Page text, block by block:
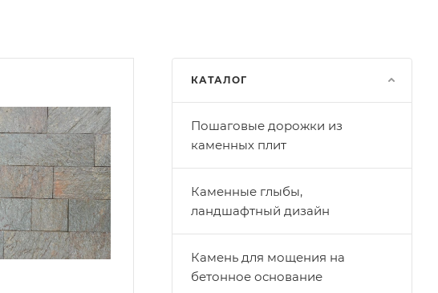
КАТАЛОГ
Пошаговые дорожки из
каменных плит
Каменные глыбы,
ландшафтный дизайн
Камень для мощения на
бетонное основание